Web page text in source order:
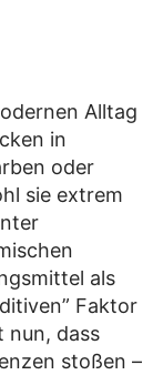
Alltag
in
oder
sie extrem
als
Faktor
nun, dass
stoßen –